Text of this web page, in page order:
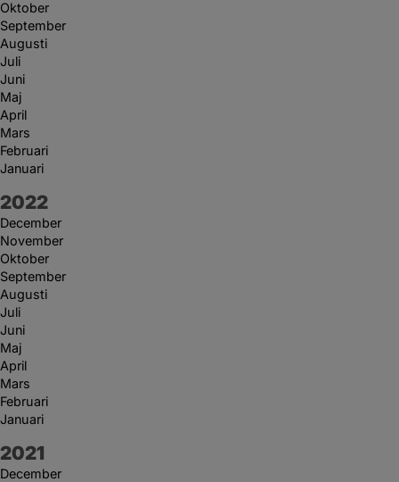
Oktober
September
Augusti
Juli
Juni
Maj
April
Mars
Februari
Januari
År:
2022
December
November
Oktober
September
Augusti
Juli
Juni
Maj
April
Mars
Februari
Januari
År:
2021
December